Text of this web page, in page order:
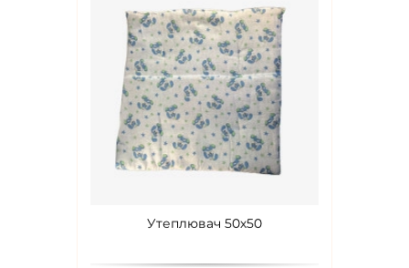
Утеплювач 50х50